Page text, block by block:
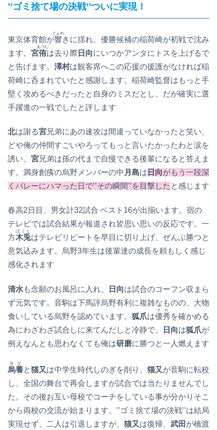
’’ゴミ捨て場の決戦’’ついに実現！
東京体育館が響
どよめ
きに揺れ、優勝候補の稲荷崎が初戦で沈み
ます。 宮侑
あつむ
は去り際 日向にいつかアンタにトスを上げるで
と告げます。 澤村は観客席へこの応援の援護
・・
がなければ稲
荷崎に呑まれていたと感謝します。稲荷崎監督はもっと手
堅く攻めるべきだったと自身のミスだとし、だが確実に選
手躍進の一戦でしたと評します
北は謝る宮兄弟にあの速攻は間違っていなかったと笑い、
どや俺の仲間すごいやろってもっと言いたかったわと涙を
誘い、 宮兄弟は孫の代まで自慢できる後輩になると答えま
す。満身創痍の烏野メンバーの中 月島は 日向がもう一段深
くバレーにハマった日で’’その瞬間’’を目撃した と感じます
春高2日目、男女計32試合 ベスト16が出揃います。宿の
テレビでは試合結果が報道され皆思い思いの反応です。一
方木兎
ぼくと
はテレビリピートを早目に切り上げ、ぜんぶ勝つと
意気込みます。烏野3年生は後輩達の成長を頼もしく感じ
感化されます
清水も念願のお風呂に入れ、 日向は試合のコーフン収まら
ず元気です。音駒は下馬評烏野有利に複雑なものの、大物
食いしている烏野を認めています。 狐爪は優秀
それ
を確かめる
為にわざわざ試合しに来てんだしと冷静で、
日向は狐爪が
例えなんとも思わなくても俺は研磨に勝つと一人燃えます
烏養
祖父
と猫又 は中学生時代しのぎを削り、 猫又 が音駒に転校
し、全国の舞台で再会しますが試合では当たりませんでし
た。その後お互い母校でコーチをしている事が分かりそこ
から両校の交流が始まります。’’ゴミ捨て場の決戦’’は結局
実現せず、二人は引退しますが、 猫又 は復帰、 武田 が橋渡